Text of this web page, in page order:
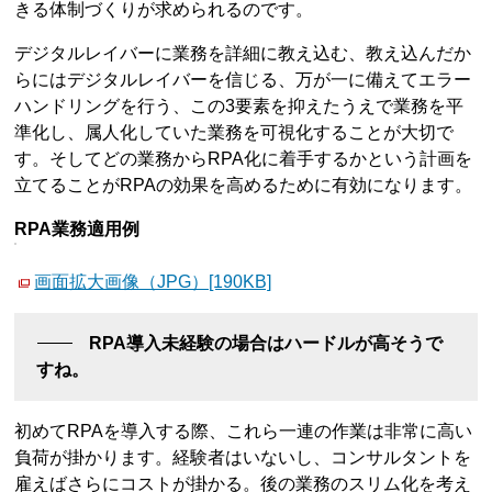
きる体制づくりが求められるのです。
デジタルレイバーに業務を詳細に教え込む、教え込んだか
らにはデジタルレイバーを信じる、万が一に備えてエラー
ハンドリングを行う、この3要素を抑えたうえで業務を平
準化し、属人化していた業務を可視化することが大切で
す。そしてどの業務からRPA化に着手するかという計画を
立てることがRPAの効果を高めるために有効になります。
RPA業務適用例
画面拡大画像（JPG）[190KB]
RPA導入未経験の場合はハードルが高そうで
すね。
初めてRPAを導入する際、これら一連の作業は非常に高い
負荷が掛かります。経験者はいないし、コンサルタントを
雇えばさらにコストが掛かる。後の業務のスリム化を考え